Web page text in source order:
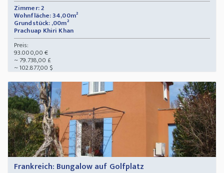
Zimmer: 2
Wohnfläche: 34,00m²
Grundstück: ,00m²
Prachuap Khiri Khan
Preis:
93.000,00 €
~ 79.738,00 £
~ 102.877,00 $
Frankreich: Bungalow auf Golfplatz